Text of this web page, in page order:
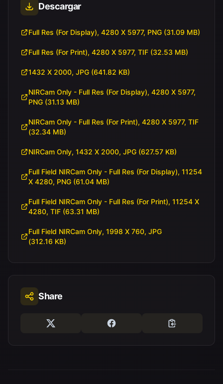
Descargar
Full Res (For Display), 4280 X 5977, PNG (31.09 MB)
Full Res (For Print), 4280 X 5977, TIF (32.53 MB)
1432 X 2000, JPG (641.82 KB)
NIRCam Only - Full Res (For Display), 4280 X 5977,
PNG (31.13 MB)
NIRCam Only - Full Res (For Print), 4280 X 5977, TIF
(32.34 MB)
NIRCam Only, 1432 X 2000, JPG (627.57 KB)
Full Field NIRCam Only - Full Res (For Display), 11254
X 4280, PNG (61.04 MB)
Full Field NIRCam Only - Full Res (For Print), 11254 X
4280, TIF (63.31 MB)
Full Field NIRCam Only, 1998 X 760, JPG
(312.16 KB)
Share